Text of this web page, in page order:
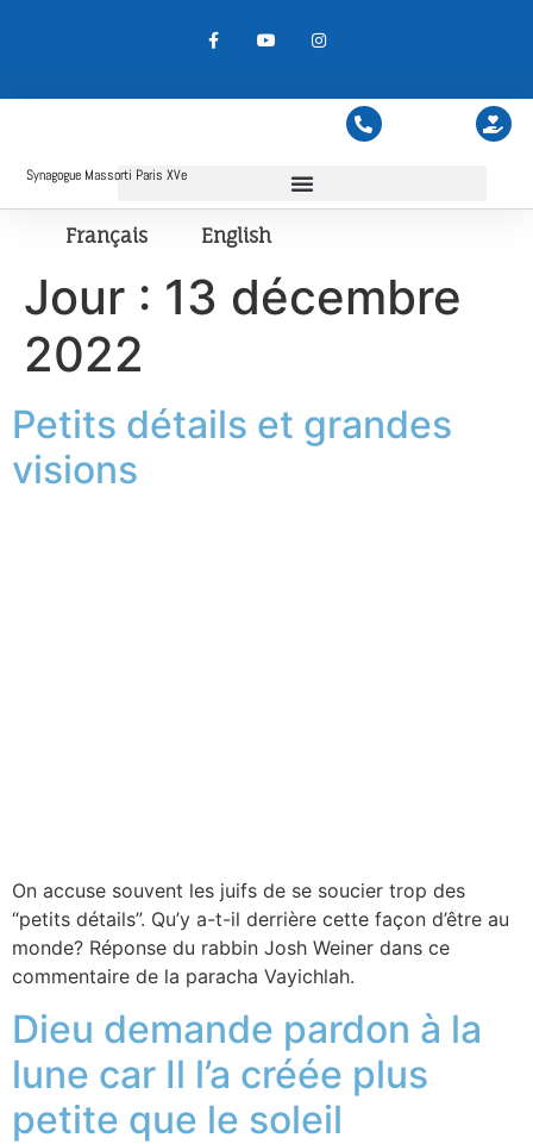
Synagogue Massorti Paris XVe
Français English
Jour : 13 décembre
2022
Petits détails et grandes
visions
On accuse souvent les juifs de se soucier trop des
“petits détails”. Qu’y a-t-il derrière cette façon d’être au
monde? Réponse du rabbin Josh Weiner dans ce
commentaire de la paracha Vayichlah.
Dieu demande pardon à la
lune car Il l’a créée plus
petite que le soleil